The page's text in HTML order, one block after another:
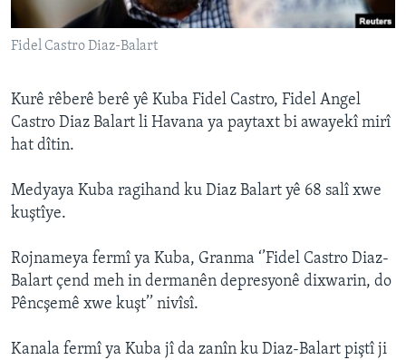
ÇAND Û HUNER
SERNIVÎS
Learning English
FOLLOW US
Zimanên Din
Fidel Castro Diaz-Balart
Kurê rêberê berê yê Kuba Fidel Castro, Fidel Angel
Castro Diaz Balart li Havana ya paytaxt bi awayekî mirî
hat dîtin.
Medyaya Kuba ragihand ku Diaz Balart yê 68 salî xwe
kuştîye.
Rojnameya fermî ya Kuba, Granma ‘’Fidel Castro Diaz-
Balart çend meh in dermanên depresyonê dixwarin, do
Pêncşemê xwe kuşt’’ nivîsî.
Kanala fermî ya Kuba jî da zanîn ku Diaz-Balart piştî ji